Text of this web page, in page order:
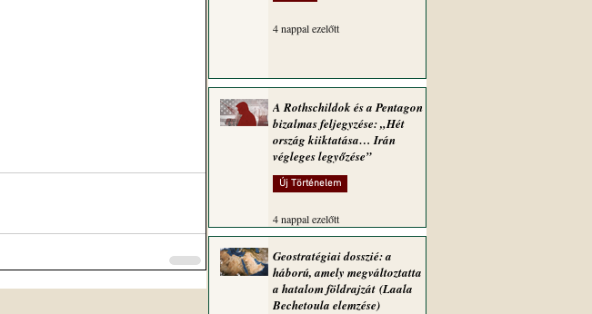
4 nappal ezelőtt
A Rothschildok és a Pentagon
bizalmas feljegyzése: „Hét
ország kiiktatása… Irán
végleges legyőzése”
Új Történelem
4 nappal ezelőtt
Geostratégiai dosszié: a
háború, amely megváltoztatta
a hatalom földrajzát (Laala
Bechetoula elemzése)